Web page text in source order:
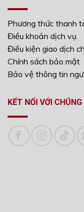
Phương thức thanh
Điều khoản dịch vụ
Điều kiện giao dịch
Chính sách bảo mật
Bảo vệ thông tin
KẾT NỐI VỚI